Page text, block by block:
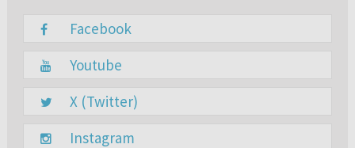
Facebook
Youtube
X (Twitter)
Instagram